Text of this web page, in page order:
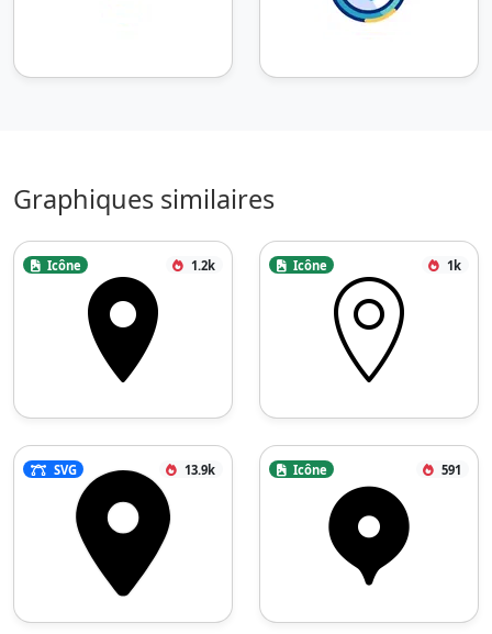
Graphiques similaires
Icône 1.2k Icône 1k
SVG 13.9k Icône 591